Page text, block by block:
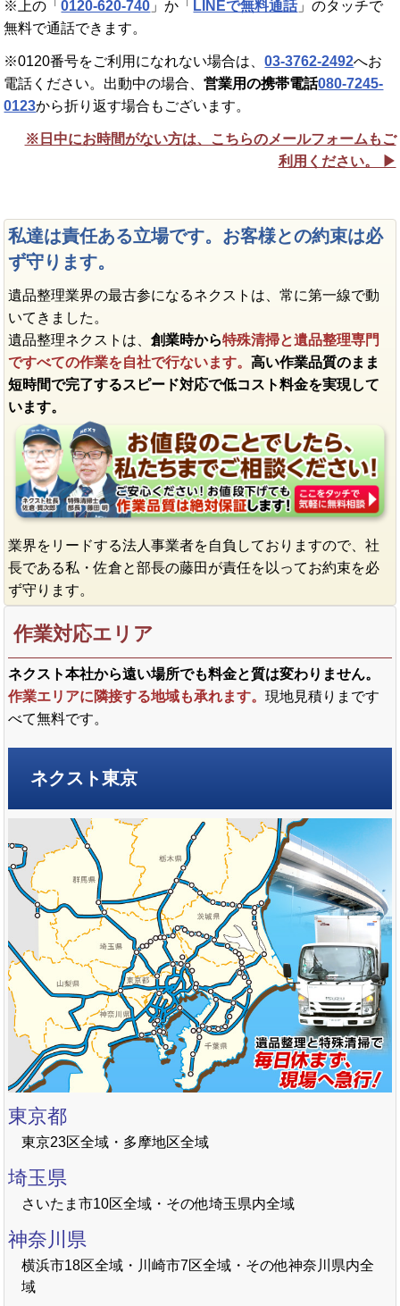
※上の「0120-620-740 」か「 LINEで無料通話」のタッチで
無料で通話できます。
※0120番号をご利用になれない場合は、03-3762-2492へお
電話ください。出動中の場合、営業用の携帯電話080-7245-
0123から折り返す場合もございます。
※日中にお時間がない方は、こちらのメールフォームもご
利用ください。 ▶︎
私達は責任ある立場です。お客様との約束は必
ず守ります。
遺品整理業界の最古参になるネクストは、常に第一線で動
いてきました。
遺品整理ネクストは、創業時から特殊清掃と遺品整理専門
ですべての作業を自社で行ないます。高い作業品質のまま
短時間で完了するスピード対応で低コスト料金を実現して
います。
業界をリードする法人事業者を自負しておりますので、社
長である私・佐倉と部長の藤田が責任を以ってお約束を必
ず守ります。
作業対応エリア
ネクスト本社から遠い場所でも料金と質は変わりません。
作業エリアに隣接する地域も承れます。現地見積りまです
べて無料です。
ネクスト東京
東京都
東京23区全域・多摩地区全域
埼玉県
さいたま市10区全域・その他埼玉県内全域
神奈川県
横浜市18区全域・川崎市7区全域・その他神奈川県内全
域